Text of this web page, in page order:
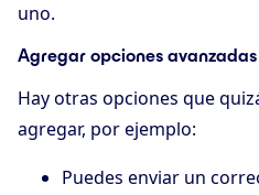
uno.
Agregar opciones avanzadas
Hay otras opciones que
agregar, por ejemplo:
Puedes enviar un